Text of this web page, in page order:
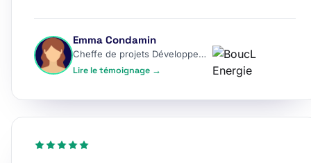
Emma Condamin
Cheffe de projets Développement
Lire le témoignage →